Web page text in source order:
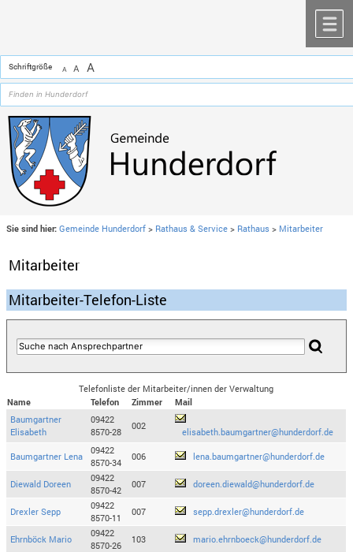
Schriftgröße A A A
Sie sind hier: Gemeinde Hunderdorf > Rathaus & Service > Rathaus > Mitarbeiter
Mitarbeiter
Mitarbeiter-Telefon-Liste
Telefonliste der Mitarbeiter/innen der Verwaltung
Name
Telefon Zimmer
Mail
Baumgartner
Elisabeth
09422
8570-28
002
elisabeth.baumgartner@hunderdorf.de
Baumgartner Lena
09422
8570-34
006 lena.baumgartner@hunderdorf.de
Diewald Doreen
09422
8570-42
007 doreen.diewald@hunderdorf.de
Drexler Sepp
09422
8570-11
007 sepp.drexler@hunderdorf.de
Ehrnböck Mario
09422
8570-26
103 mario.ehrnboeck@hunderdorf.de